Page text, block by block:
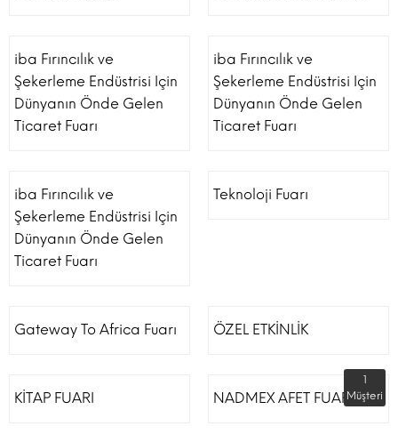
iba Fırıncılık ve
Şekerleme Endüstrisi Için
Dünyanın Önde Gelen
Ticaret Fuarı
iba Fırıncılık ve
Şekerleme Endüstrisi Için
Dünyanın Önde Gelen
Ticaret Fuarı
iba Fırıncılık ve
Şekerleme Endüstrisi Için
Dünyanın Önde Gelen
Ticaret Fuarı
Teknoloji Fuarı
Gateway To Africa Fuarı ÖZEL ETKİNLİK
KİTAP FUARI NADMEX AFET FUARI
1
Müşteri